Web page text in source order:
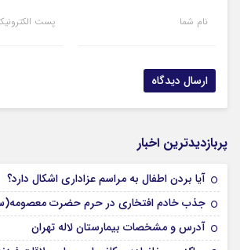
نام شما پست
پربازدیدترین اخبار
آیا بردن اطفال به مراسم عزادارى اشکال دارد؟
جذب خادم افتخاری در حرم حضرت
آدرس و مشخصات بیمارستان لاله تهران